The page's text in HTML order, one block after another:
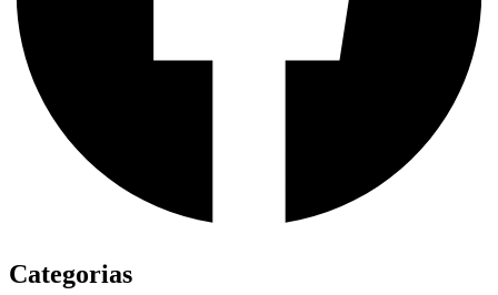
Categorias